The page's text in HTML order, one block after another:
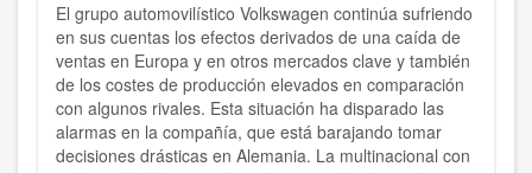
El grupo automovilístico Volkswagen continúa sufriendo
en sus cuentas los efectos derivados de una caída de
ventas en Europa y en otros mercados clave y también
de los costes de producción elevados en comparación
con algunos rivales. Esta situación ha disparado las
alarmas en la compañía, que está barajando tomar
decisiones drásticas en Alemania. La multinacional con